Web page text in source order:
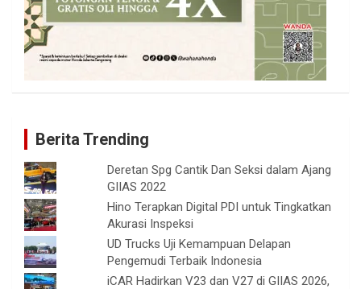
Berita Trending
Deretan Spg Cantik Dan Seksi dalam Ajang
GIIAS 2022
Hino Terapkan Digital PDI untuk Tingkatkan
Akurasi Inspeksi
UD Trucks Uji Kemampuan Delapan
Pengemudi Terbaik Indonesia
iCAR Hadirkan V23 dan V27 di GIIAS 2026,